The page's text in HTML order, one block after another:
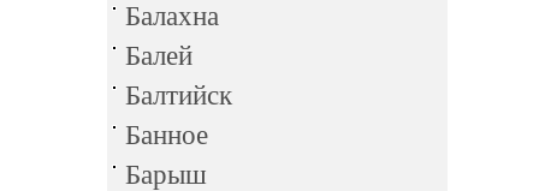
Балахна
Балей
Балтийск
Банное
Барыш